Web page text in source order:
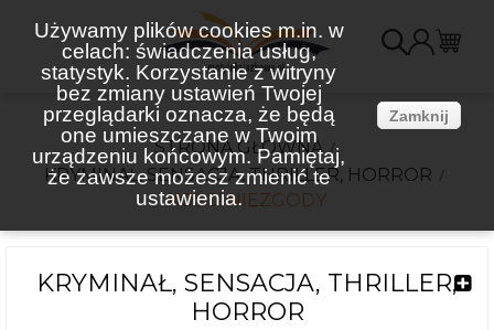
Używamy plików cookies m.in. w
celach: świadczenia usług,
statystyk. Korzystanie z witryny
bez zmiany ustawień Twojej
przeglądarki oznacza, że będą
one umieszczane w Twoim
urządzeniu końcowym. Pamiętaj,
że zawsze możesz zmienić te
ustawienia.
Zamknij
STRONA GŁÓWNA
KRYMINAŁ, SENSACJA, THRILLER, HORROR
KOŚCI NIEZGODY
KRYMINAŁ, SENSACJA, THRILLER,
HORROR